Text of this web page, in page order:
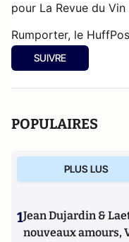
pour La Revue du
Rumporter, le
le blog de Colada.
SUIVRE
POPULAIRES
PLUS LUS
1Jean Dujardin &
nouveaux amours,